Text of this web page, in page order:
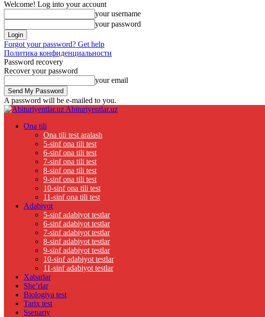
Welcome! Log into your account
your username
your password
Forgot your password? Get help
Политика конфиденциальности
Password recovery
Recover your password
your email
A password will be e-mailed to you.
Abituriyentlar.uz
Ona tili
Ona tili test aralash
5-sinf ona tili test
6-sinf ona tili test
7-sinf ona tili test
8-sinf ona tili test
9-sinf ona tili test
10-sinf ona tili test
11-sinf ona tili test
Adabiyot
5-sinf adabiyot testlar
6-sinf adabiyot testlar
7-sinf adabiyot testlar
8-sinf adabiyot testlar
9-sinf adabiyot testlar
10-sinf adabiyot testlar
11-sinf adabiyot testlar
Xabarlar
She’rlar
Biologiya test
Tarix test
Ssenariy